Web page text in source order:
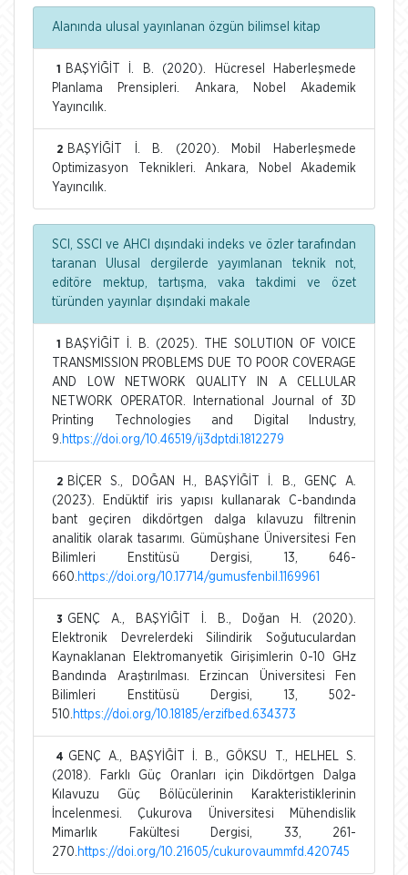
Alanında ulusal yayınlanan özgün bilimsel kitap
1
BAŞYİĞİT İ. B. (2020). Hücresel Haberleşmede
Planlama Prensipleri. Ankara, Nobel Akademik
Yayıncılık.
2 BAŞYİĞİT İ. B. (2020). Mobil Haberleşmede
Optimizasyon Teknikleri. Ankara, Nobel Akademik
Yayıncılık.
SCI, SSCI ve AHCI dışındaki indeks ve özler tarafından
taranan Ulusal dergilerde yayımlanan teknik not,
editöre mektup, tartışma, vaka takdimi ve özet
türünden yayınlar dışındaki makale
1
BAŞYİĞİT İ. B. (2025). THE SOLUTION OF VOICE
TRANSMISSION PROBLEMS DUE TO POOR COVERAGE
AND LOW NETWORK QUALITY IN A CELLULAR
NETWORK OPERATOR. International Journal of 3D
Printing Technologies and Digital Industry,
9. https://doi.org/10.46519/ij3dptdi.1812279
2 BİÇER S., DOĞAN H., BAŞYİĞİT İ. B., GENÇ A.
(2023). Endüktif iris yapısı kullanarak C-bandında
bant geçiren dikdörtgen dalga kılavuzu filtrenin
analitik olarak tasarımı. Gümüşhane Üniversitesi Fen
Bilimleri Enstitüsü Dergisi, 13, 646-
660. https://doi.org/10.17714/gumusfenbil.1169961
3 GENÇ A., BAŞYİĞİT İ. B., Doğan H. (2020).
Elektronik Devrelerdeki Silindirik Soğutuculardan
Kaynaklanan Elektromanyetik Girişimlerin 0-10 GHz
Bandında Araştırılması. Erzincan Üniversitesi Fen
Bilimleri Enstitüsü Dergisi, 13, 502-
510. https://doi.org/10.18185/erzifbed.634373
4 GENÇ A., BAŞYİĞİT İ. B., GÖKSU T., HELHEL S.
(2018). Farklı Güç Oranları için Dikdörtgen Dalga
Kılavuzu Güç Bölücülerinin Karakteristiklerinin
İncelenmesi. Çukurova Üniversitesi Mühendislik
Mimarlık Fakültesi Dergisi, 33, 261-
270. https://doi.org/10.21605/cukurovaummfd.420745